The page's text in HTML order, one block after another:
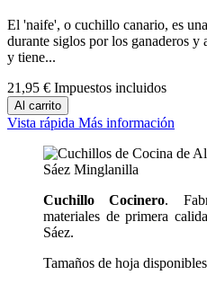
El 'naife', o cuchillo canario, es
durante siglos por los ganaderos y
y tiene...
21,95 € Impuestos incluidos
Al carrito
Vista rápida Más información
Cuchillo Cocinero.
materiales de primera
Sáez.
Tamaños de hoja